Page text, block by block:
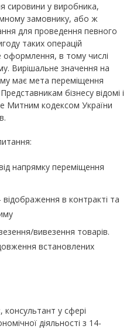
сировини у виробника,
замовнику, або ж
для проведення певного
таких операцій
оформлення, в тому числі
Вирішальне значення на
має мета переміщення
бізнесу відомі і
Митним кодексом України
напрямку переміщення
в контракті та
вивезення товарів.
встановлених
, консультант у сфері
діяльності з 14-